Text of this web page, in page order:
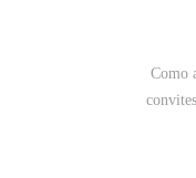
Como